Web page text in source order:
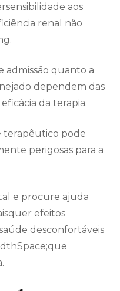
aos
renal não
admissão quanto a
dependem das
da terapia.
terapêutico pode
perigosas para a
e procure ajuda
efeitos
desconfortáveis